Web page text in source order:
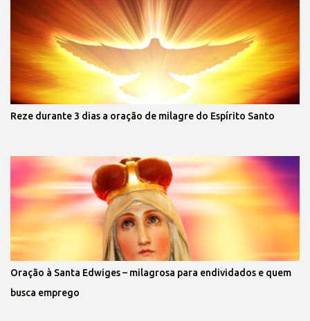
Reze durante 3 dias a oração de milagre do Espírito Santo
Oração à Santa Edwiges – milagrosa para endividados e quem
busca emprego